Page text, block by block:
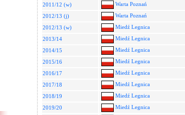
2011/12 (w)
Warta Poznań
2012/13 (j)
Warta Poznań
2012/13 (w)
Miedź Legnica
2013/14
Miedź Legnica
2014/15
Miedź Legnica
2015/16
Miedź Legnica
2016/17
Miedź Legnica
2017/18
Miedź Legnica
2018/19
Miedź Legnica
2019/20
Miedź Legnica